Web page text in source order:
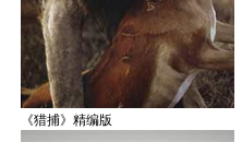
《猎捕》精编版